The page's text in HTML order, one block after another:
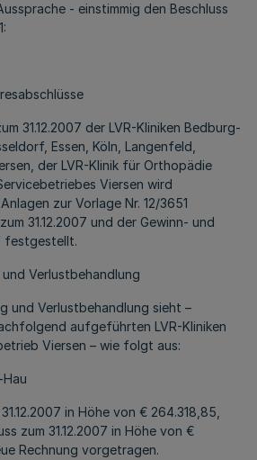
- einstimmig den Beschluss
31.12.2007 der LVR-Kliniken Bedburg-
Essen, Köln, Langenfeld,
der LVR-Klinik für Orthopädie
Viersen wird
zur Vorlage Nr. 12/3651
31.12.2007 und der Gewinn- und
festgestellt.
Verlustbehandlung
und Verlustbehandlung sieht –
aufgeführten LVR-Kliniken
Viersen – wie folgt aus:
Hau
in Höhe von € 264.318,85,
zum 31.12.2007 in Höhe von €
Rechnung vorgetragen.